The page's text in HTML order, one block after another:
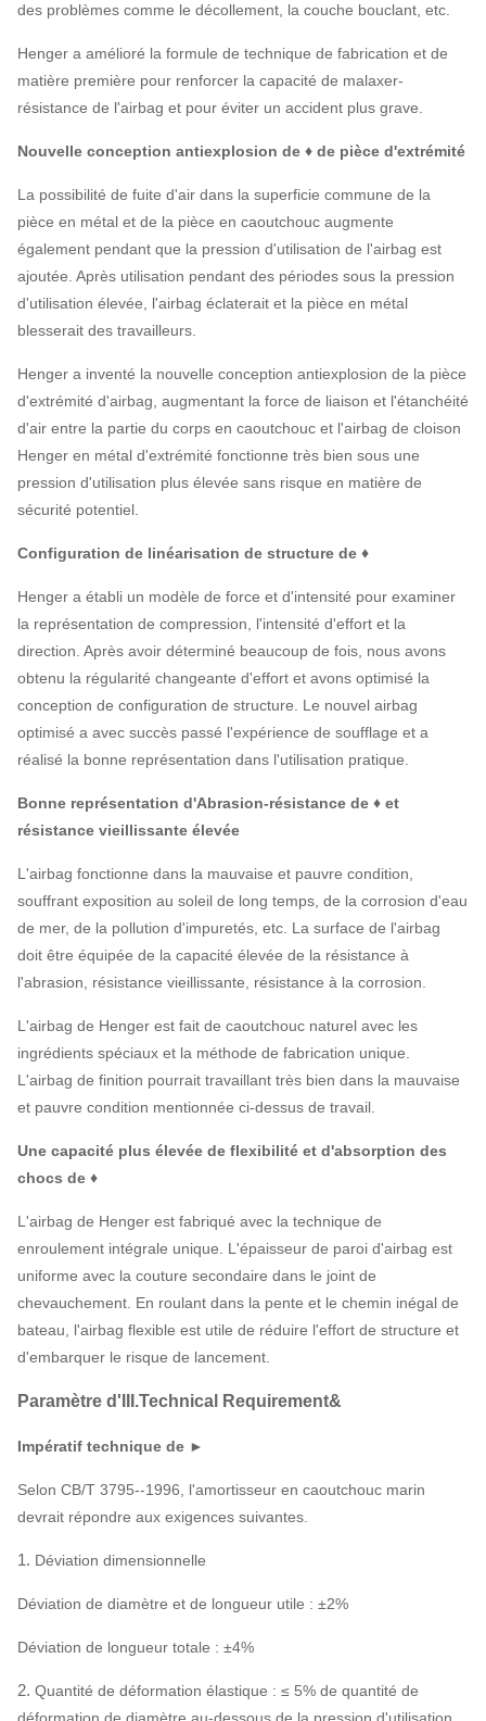
des problèmes comme le décollement, la couche bouclant, etc.
Henger a amélioré la formule de technique de fabrication et de
matière première pour renforcer la capacité de malaxer-
résistance de l'airbag et pour éviter un accident plus grave.
Nouvelle conception antiexplosion de ♦ de pièce d'extrémité
La possibilité de fuite d'air dans la superficie commune de la
pièce en métal et de la pièce en caoutchouc augmente
également pendant que la pression d'utilisation de l'airbag est
ajoutée. Après utilisation pendant des périodes sous la pression
d'utilisation élevée, l'airbag éclaterait et la pièce en métal
blesserait des travailleurs.
Henger a inventé la nouvelle conception antiexplosion de la pièce
d'extrémité d'airbag, augmentant la force de liaison et l'étanchéité
d'air entre la partie du corps en caoutchouc et l'airbag de cloison
Henger en métal d'extrémité fonctionne très bien sous une
pression d'utilisation plus élevée sans risque en matière de
sécurité potentiel.
Configuration de linéarisation de structure de ♦
Henger a établi un modèle de force et d'intensité pour examiner
la représentation de compression, l'intensité d'effort et la
direction. Après avoir déterminé beaucoup de fois, nous avons
obtenu la régularité changeante d'effort et avons optimisé la
conception de configuration de structure. Le nouvel airbag
optimisé a avec succès passé l'expérience de soufflage et a
réalisé la bonne représentation dans l'utilisation pratique.
Bonne représentation d'Abrasion-résistance de ♦ et
résistance vieillissante élevée
L'airbag fonctionne dans la mauvaise et pauvre condition,
souffrant exposition au soleil de long temps, de la corrosion d'eau
de mer, de la pollution d'impuretés, etc. La surface de l'airbag
doit être équipée de la capacité élevée de la résistance à
l'abrasion, résistance vieillissante, résistance à la corrosion.
L'airbag de Henger est fait de caoutchouc naturel avec les
ingrédients spéciaux et la méthode de fabrication unique.
L'airbag de finition pourrait travaillant très bien dans la mauvaise
et pauvre condition mentionnée ci-dessus de travail.
Une capacité plus élevée de flexibilité et d'absorption des
chocs de ♦
L'airbag de Henger est fabriqué avec la technique de
enroulement intégrale unique. L'épaisseur de paroi d'airbag est
uniforme avec la couture secondaire dans le joint de
chevauchement. En roulant dans la pente et le chemin inégal de
bateau, l'airbag flexible est utile de réduire l'effort de structure et
d'embarquer le risque de lancement.
Paramètre d'III.Technical Requirement&
Impératif technique de ►
Selon CB/T 3795--1996, l'amortisseur en caoutchouc marin
devrait répondre aux exigences suivantes.
1. Déviation dimensionnelle
Déviation de diamètre et de longueur utile : ±2%
Déviation de longueur totale : ±4%
2. Quantité de déformation élastique : ≤ 5% de quantité de